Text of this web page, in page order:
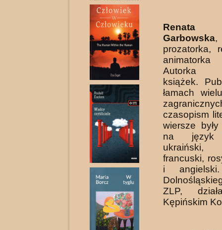
Renata
Garbowska
prozatorka,
Autorka
książek.
łamach
czasopism
wiersze były
na język
ukraiński,
francuski,
i angielski.
ZLP,
Kępińskim